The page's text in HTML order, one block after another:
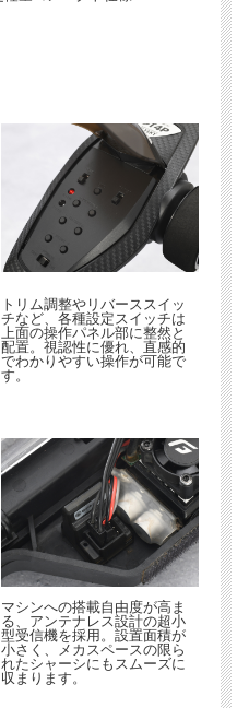
トリム調整やリバーススイッ
チなど、各種設定スイッチは
上面の操作パネル部に整然と
配置。視認性に優れ、直感的
でわかりやすい操作が可能で
す。
マシンへの搭載自由度が高ま
る、アンテナレス設計の超小
型受信機を採用。設置面積が
小さく、メカスペースの限ら
れたシャーシにもスムーズに
収まります。